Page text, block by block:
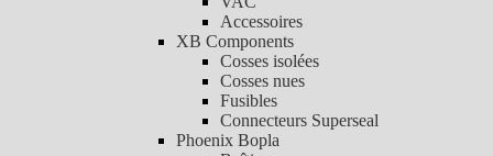
Accessoires
XB Components
Cosses isolées
Cosses nues
Fusibles
Connecteurs Superseal
Phoenix Bopla